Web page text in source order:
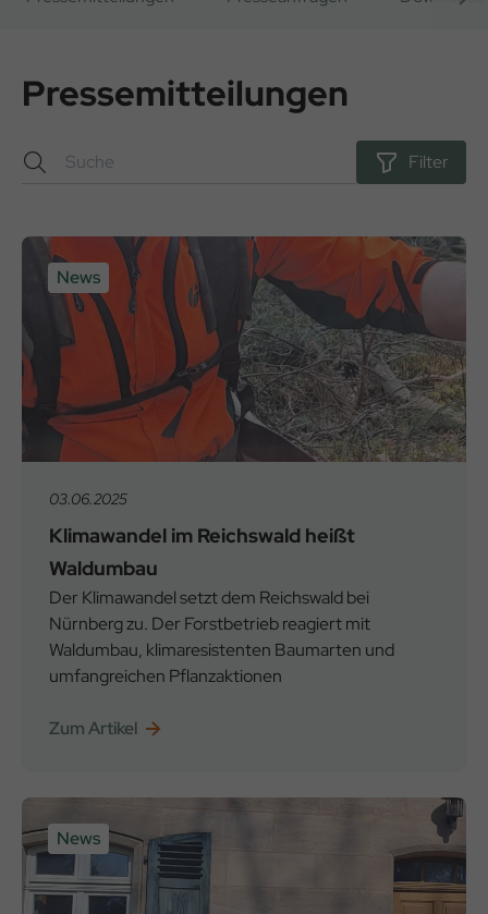
Pressemitteilungen
Filter
News
03.06.2025
Klimawandel im Reichswald heißt
Waldumbau
Der Klimawandel setzt dem Reichswald bei
Nürnberg zu. Der Forstbetrieb reagiert mit
Waldumbau, klimaresistenten Baumarten und
umfangreichen Pflanzaktionen
Zum Artikel
News